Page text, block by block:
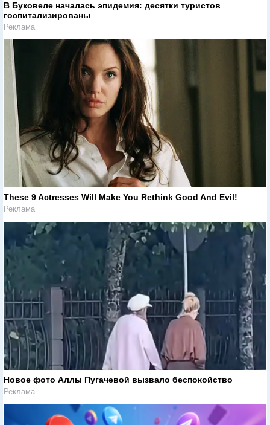
В Буковеле началась эпидемия: десятки туристов
госпитализированы
Реклама
These 9 Actresses Will Make You Rethink Good And Evil!
Реклама
Новое фото Аллы Пугачевой вызвало беспокойство
Реклама